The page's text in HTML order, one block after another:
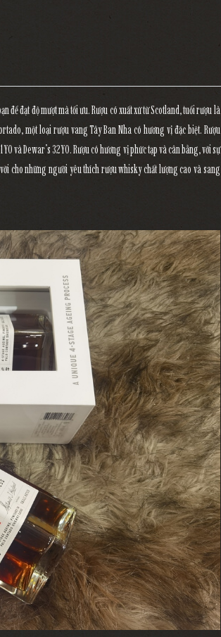
để đạt độ mượt mà tối ưu. Rượu có xuất xứ từ Scotland, tuổi rượu là
một loại rượu vang Tây Ban Nha có hương vị đặc biệt. Rượu
và Dewar’s 32YO. Rượu có hương vị phức tạp và cân bằng, với sự
cho những người yêu thích rượu whisky chất lượng cao và sang